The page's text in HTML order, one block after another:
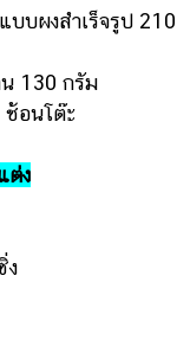
งสำเร็จรูป 210
กรัม
นโต๊ะ
ต่ง